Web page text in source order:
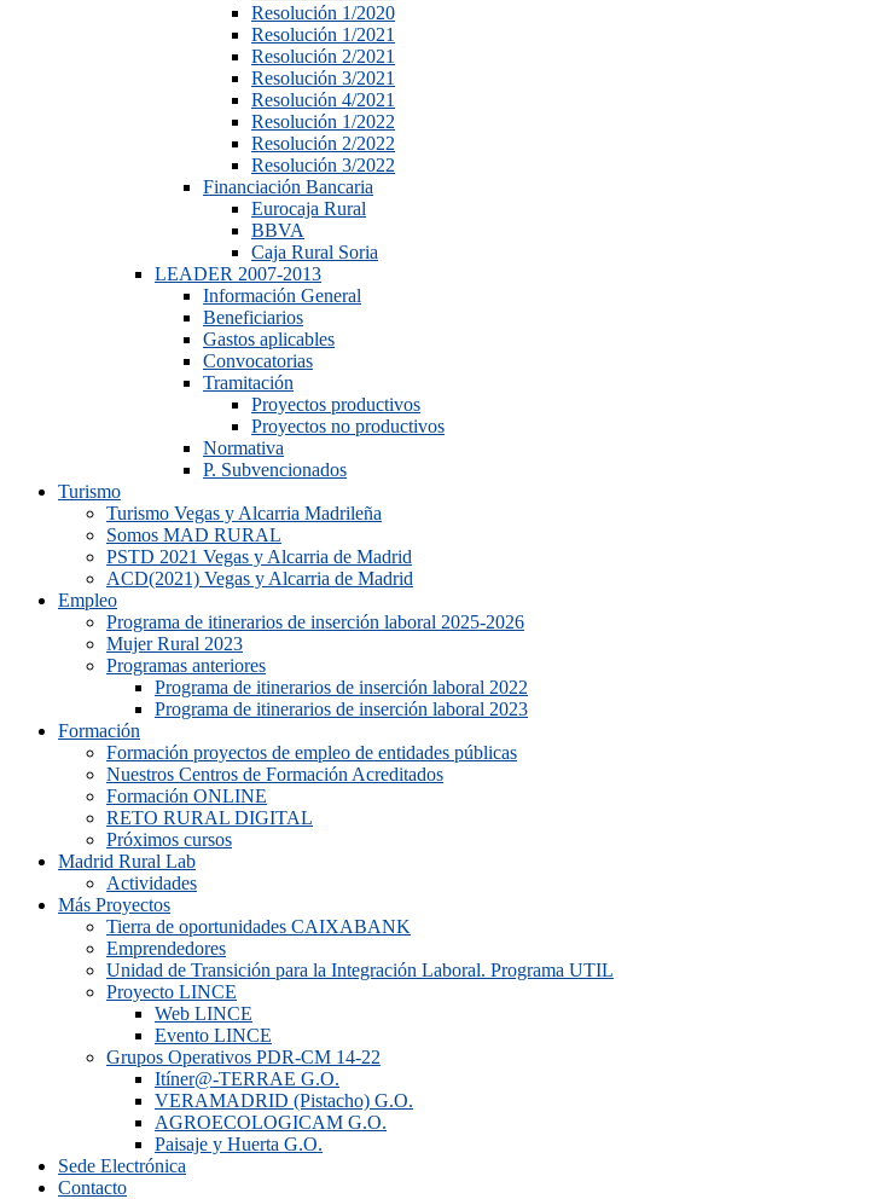
Resolución 1/2020
Resolución 1/2021
Resolución 2/2021
Resolución 3/2021
Resolución 4/2021
Resolución 1/2022
Resolución 2/2022
Resolución 3/2022
Financiación Bancaria
Eurocaja Rural
BBVA
Caja Rural Soria
LEADER 2007-2013
Información General
Beneficiarios
Gastos aplicables
Convocatorias
Tramitación
Proyectos productivos
Proyectos no productivos
Normativa
P. Subvencionados
Turismo
Turismo Vegas y Alcarria Madrileña
Somos MAD RURAL
PSTD 2021 Vegas y Alcarria de Madrid
ACD(2021) Vegas y Alcarria de Madrid
Empleo
Programa de itinerarios de inserción laboral 2025-2026
Mujer Rural 2023
Programas anteriores
Programa de itinerarios de inserción laboral 2022
Programa de itinerarios de inserción laboral 2023
Formación
Formación proyectos de empleo de entidades públicas
Nuestros Centros de Formación Acreditados
Formación ONLINE
RETO RURAL DIGITAL
Próximos cursos
Madrid Rural Lab
Actividades
Más Proyectos
Tierra de oportunidades CAIXABANK
Emprendedores
Unidad de Transición para la Integración Laboral. Programa UTIL
Proyecto LINCE
Web LINCE
Evento LINCE
Grupos Operativos PDR-CM 14-22
Itíner@-TERRAE G.O.
VERAMADRID (Pistacho) G.O.
AGROECOLOGICAM G.O.
Paisaje y Huerta G.O.
Sede Electrónica
Contacto